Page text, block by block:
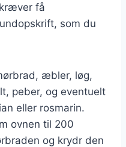
få
som du
æbler, løg,
peber, og eventuelt
eller rosmarin.
ovnen til 200
og krydr den